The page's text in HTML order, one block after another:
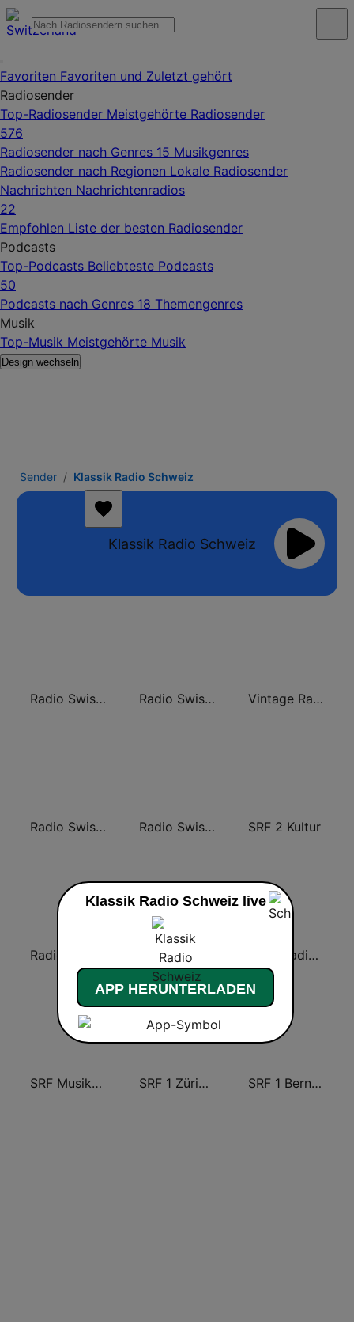
Favoriten Favoriten und Zuletzt gehört
Radiosender
Top-Radiosender Meistgehörte Radiosender
576
Radiosender nach Genres 15 Musikgenres
Radiosender nach Regionen Lokale Radiosender
Nachrichten Nachrichtenradios
22
Empfohlen Liste der besten Radiosender
Podcasts
Top-Podcasts Beliebteste Podcasts
50
Podcasts nach Genres 18 Themengenres
Musik
Top-Musik Meistgehörte Musik
Design wechseln
Sender Klassik Radio Schweiz
Klassik Radio Schweiz
Radio Swiss Classic FR Radio Swiss Classic DE Vintage Radio
Radio Swiss Classic IT Radio Swiss Classic EN SRF 2 Kultur
SwissRadio.ch Classical Opera
SRF Musikwelle SRF 1 Zürich Schaffhausen SRF 1 Bern Freibourg Wallis
Klassik Radio Schweiz live
APP HERUNTERLADEN